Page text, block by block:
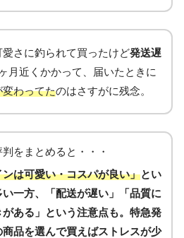
愛さに釣られて買ったけど発送遅
月近くかかって、届いたときに
変わってたのはさすがに残念。
をまとめると・・・
ンは可愛い・コスパが良い」とい
い一方、「配送が遅い」「品質に
がある」という注意点も。特急発
商品を選んで買えばストレスが少